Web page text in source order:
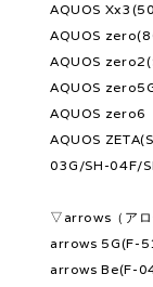
AQUOS
AQUOS
AQUOS
AQUOS
AQUOS zero6
AQUOS
03G/SH-04F/
▽arrows（アロ
arrows 5G(F-
arrows Be(F-